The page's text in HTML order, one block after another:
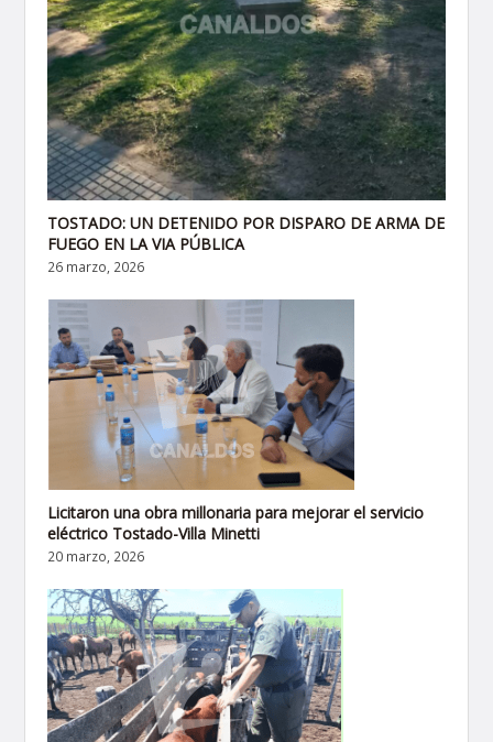
TOSTADO: UN DETENIDO POR DISPARO DE ARMA DE
FUEGO EN LA VIA PÚBLICA
26 marzo, 2026
Licitaron una obra millonaria para mejorar el servicio
eléctrico Tostado-Villa Minetti
20 marzo, 2026